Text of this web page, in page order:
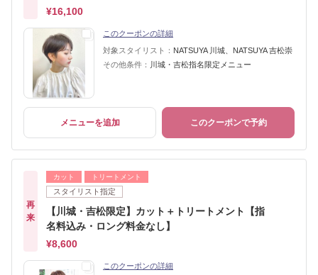
¥16,100
このクーポンの詳細
対象スタイリスト： NATSUYA 川城、NATSUYA 吉松崇
その他条件：
川城・吉松指名限定メニュー
メニューを追加 このクーポンで予約
再
来
カット トリートメント
スタイリスト指定
【川城・吉松限定】カット＋トリートメント【指
名料込み・ロング料金なし】
¥8,600
このクーポンの詳細